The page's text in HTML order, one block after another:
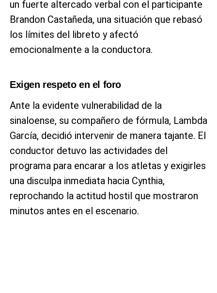
un fuerte altercado verbal con el participante
Brandon Castañeda, una situación que rebasó
los límites del libreto y afectó
emocionalmente a la conductora.
Exigen respeto en el foro
Ante la evidente vulnerabilidad de la
sinaloense, su compañero de fórmula, Lambda
García, decidió intervenir de manera tajante. El
conductor detuvo las actividades del
programa para encarar a los atletas y exigirles
una disculpa inmediata hacia Cynthia,
reprochando la actitud hostil que mostraron
minutos antes en el escenario.